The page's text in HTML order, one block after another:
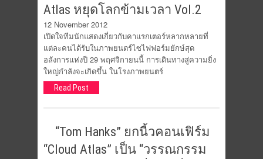
Atlas หยุดโลกข้า​มเวลา Vol.2
12 November 2012
เปิดใจทีมนักแสดงเกี่ยวกับคาแรกเตอร์หลากหลายที่
แต่ละคนได้รับในภาพยนตร์ไซไฟฟอร์มยักษ์สุด
อลังการแห่งปี 29 พฤศจิกายนนี้ การเดินทางสู่ความยิ่ง
ใหญ่กำลังจะเกิดขึ้น ในโรงภาพยนตร์
Read Post
“Tom Hanks” ยกนี้วคอนเฟิร์ม
“Cloud Atlas” เป็น “วรรณกรรม